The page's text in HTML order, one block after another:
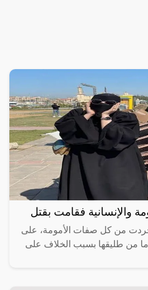
والإنسانية فقامت بقتل
من كل صفات الأمومة، على
من طليقها بسبب الخلاف على